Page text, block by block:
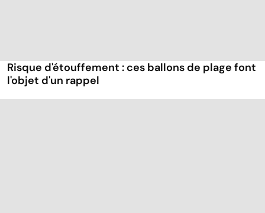
Risque d'étouffement : ces ballons de plage font
l'objet d'un rappel